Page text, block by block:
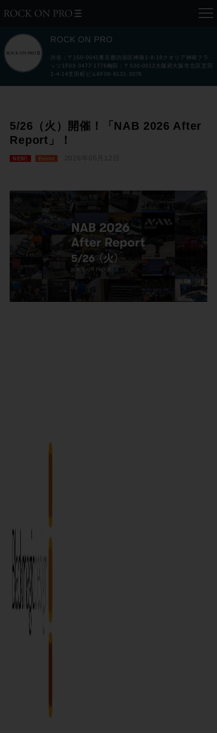
ROCK ON PRO
渋谷：〒150-0041東京都渋谷区神南1-8-18クオリア神南フラ
ッツ1F03-3477-1776梅田：〒530-0012大阪府大阪市北区芝田
1-4-14芝田町ビル6F06-6131-3078
5/26（火）開催！「NAB 2026 After
Report」！
NEW! Event 2026年05月12日